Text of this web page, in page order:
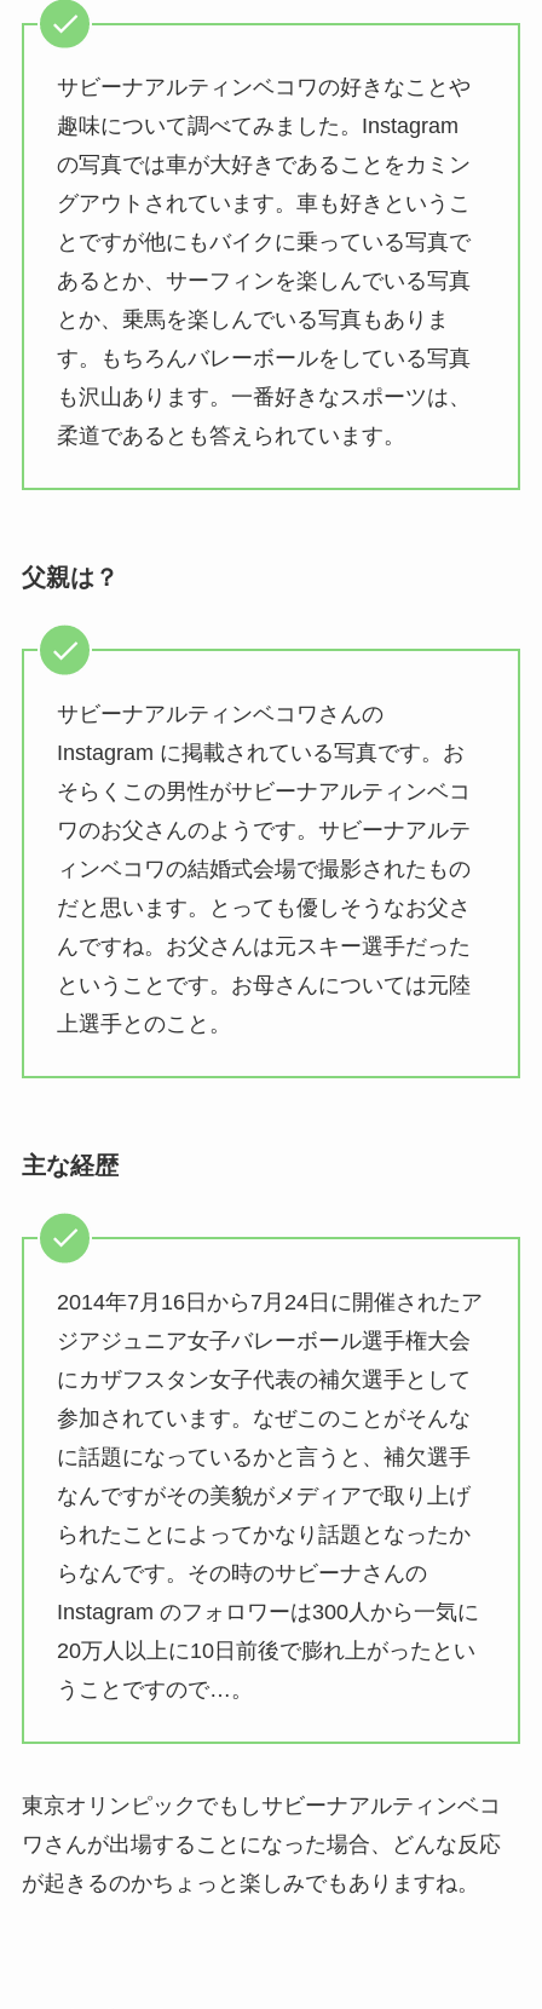
サビーナアルティンベコワの好きなことや
趣味について調べてみました。Instagram
の写真では車が大好きであることをカミン
グアウトされています。車も好きというこ
とですが他にもバイクに乗っている写真で
あるとか、サーフィンを楽しんでいる写真
とか、乗馬を楽しんでいる写真もありま
す。もちろんバレーボールをしている写真
も沢山あります。一番好きなスポーツは、
柔道であるとも答えられています。
父親は？
サビーナアルティンベコワさんの
Instagram に掲載されている写真です。お
そらくこの男性がサビーナアルティンベコ
ワのお父さんのようです。サビーナアルテ
ィンベコワの結婚式会場で撮影されたもの
だと思います。とっても優しそうなお父さ
んですね。お父さんは元スキー選手だった
ということです。お母さんについては元陸
上選手とのこと。
主な経歴
2014年7月16日から7月24日に開催されたア
ジアジュニア女子バレーボール選手権大会
にカザフスタン女子代表の補欠選手として
参加されています。なぜこのことがそんな
に話題になっているかと言うと、補欠選手
なんですがその美貌がメディアで取り上げ
られたことによってかなり話題となったか
らなんです。その時のサビーナさんの
Instagram のフォロワーは300人から一気に
20万人以上に10日前後で膨れ上がったとい
うことですので…。
東京オリンピックでもしサビーナアルティンベコ
ワさんが出場することになった場合、どんな反応
が起きるのかちょっと楽しみでもありますね。